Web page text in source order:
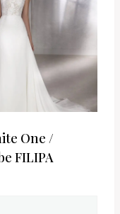
One /
FILIPA